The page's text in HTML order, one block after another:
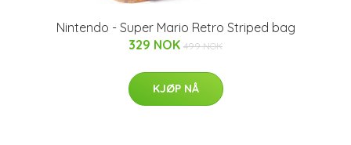
Nintendo - Super Mario Retro Striped bag
329 NOK 499 NOK
KJØP NÅ